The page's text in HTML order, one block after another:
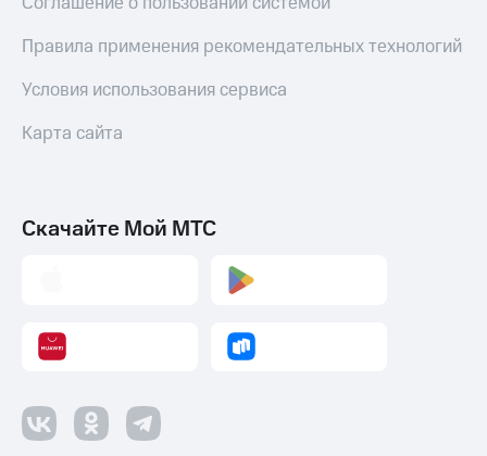
Правила применения рекомендательных технологий
Условия использования сервиса
Карта сайта
Скачайте Мой МТС